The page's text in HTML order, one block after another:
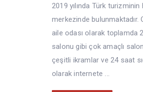
2019 yılında Türk
merkezinde bulunmaktadır.
aile odası olarak toplamda
salonu gibi çok amaçlı
çeşitli ikramlar ve 24 saat
olarak internete ...